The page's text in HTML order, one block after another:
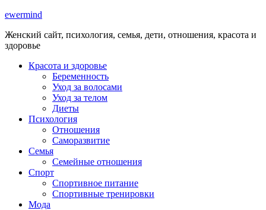
ewermind
Женский сайт, психология, семья, дети, отношения, красота и
здоровье
Красота и здоровье
Беременность
Уход за волосами
Уход за телом
Диеты
Психология
Отношения
Саморазвитие
Семья
Семейные отношения
Спорт
Спортивное питание
Спортивные тренировки
Мода